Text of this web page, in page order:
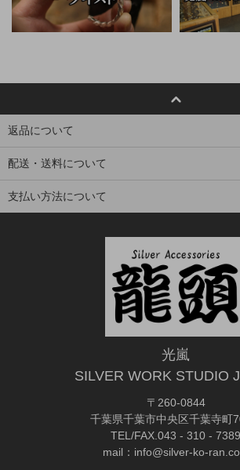
返品について
配送・送料について
支払い方法について
光嵐
SILVER WORK STUDIO
〒260-0844
千葉県千葉市中央区千葉寺町
TEL/FAX.043 - 310 - 7389
mail：info@silver-ko-